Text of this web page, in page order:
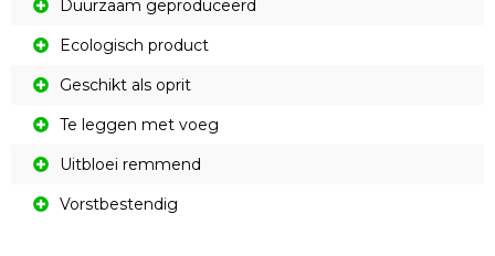
Duurzaam geproduceerd
Ecologisch product
Geschikt als oprit
Te leggen met voeg
Uitbloei remmend
Vorstbestendig